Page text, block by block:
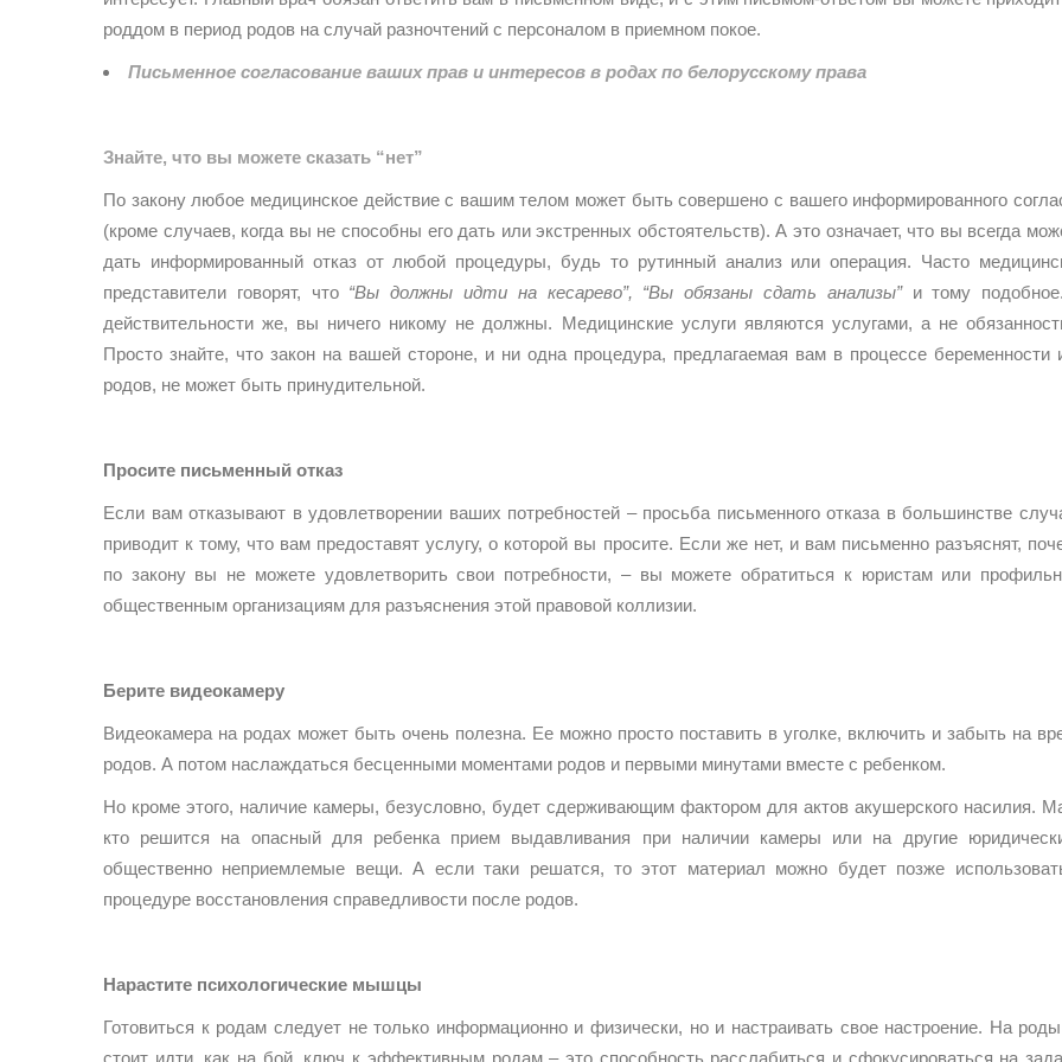
роддом в период родов на случай разночтений с персоналом в приемном покое.
Письменное согласование ваших прав и интересов в родах по белорусскому права
Знайте, что вы можете сказать “нет”
По закону любое медицинское действие с вашим телом может быть совершено с вашего информированного
(кроме случаев, когда вы не способны его дать или экстренных обстоятельств). А это означает, что вы всегда
дать информированный отказ от любой процедуры, будь то рутинный анализ или операция. Часто
представители говорят, что “Вы должны идти на кесарево”, “Вы обязаны сдать анализы”и тому
действительности же, вы ничего никому не должны. Медицинские услуги являются услугами, а не
Просто знайте, что закон на вашей стороне, и ни одна процедура, предлагаемая вам в процессе беременности
родов, не может быть принудительной.
Просите письменный отказ
Если вам отказывают в удовлетворении ваших потребностей – просьба письменного отказа в большинстве
приводит к тому, что вам предоставят услугу, о которой вы просите. Если же нет, и вам письменно разъяснят,
по закону вы не можете удовлетворить свои потребности, – вы можете обратиться к юристам или
общественным организациям для разъяснения этой правовой коллизии.
Берите видеокамеру
Видеокамера на родах может быть очень полезна. Ее можно просто поставить в уголке, включить и забыть на
родов. А потом наслаждаться бесценными моментами родов и первыми минутами вместе с ребенком.
Но кроме этого, наличие камеры, безусловно, будет сдерживающим фактором для актов акушерского насилия.
кто решится на опасный для ребенка прием выдавливания при наличии камеры или на другие
общественно неприемлемые вещи. А если таки решатся, то этот материал можно будет позже
процедуре восстановления справедливости после родов.
Нарастите психологические мышцы
Готовиться к родам следует не только информационно и физически, но и настраивать свое настроение. На
стоит идти, как на бой, ключ к эффективным родам – это способность расслабиться и сфокусироваться на